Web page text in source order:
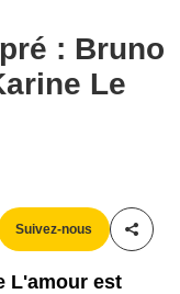
: Bruno
Le
Suivez-nous
L'amour est